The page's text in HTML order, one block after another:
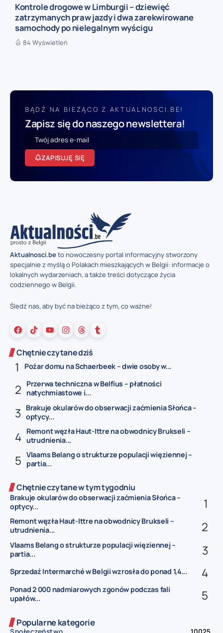
Kontrole drogowe w Limburgii – dziewięć
zatrzymanych praw jazdy i dwa zarekwirowane
samochody po nielegalnym wyścigu
84 Wyświetleń
BĄDŹ NA BIEŻĄCO Z AKTUALNOSCI.BE!
Zapisz się do naszego newslettera!
ZAPISUJĘ SIĘ
Aktualnosci.beto nowoczesny portal informacyjny stworzony
specjalnie z myślą o Polakach mieszkających w Belgii: informacje o
lokalnych wydarzeniach, a także treści dotyczące życia
codziennego w Belgii.
Śledź nas, aby być na bieżąco z tym, co ważne!
Chętnie czytane dziś
Pożar domu na Schaerbeek – dwie osoby w...
Przerwa techniczna w Belfius – płatności
natychmiastowe i...
Brakuje okularów do obserwacji zaćmienia Słońca –
optycy...
Remont węzła Haut-Ittre na obwodnicy Brukseli –
utrudnienia...
Vlaams Belang o strukturze populacji więziennej –
partia...
Chętnie czytane w tym tygodniu
Brakuje okularów do obserwacji zaćmienia Słońca –
optycy...
Remont węzła Haut-Ittre na obwodnicy Brukseli –
utrudnienia...
Vlaams Belang o strukturze populacji więziennej –
partia...
Sprzedaż Intermarché w Belgii wzrosła do ponad 1,4...
Ponad 2 000 nadmiarowych zgonów podczas fali
upałów...
Popularne kategorie